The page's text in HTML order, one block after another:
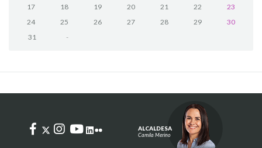
17
18 19 20 21 22
23
24
25 26 27 28 29
30
31
-
ALCALDESA
Camila Merino